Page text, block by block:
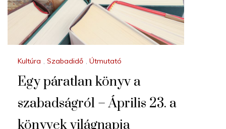
Kultúra Szabadidő Útmutató
Egy páratlan könyv a
szabadságról – Április 23. a
könyvek világnapja